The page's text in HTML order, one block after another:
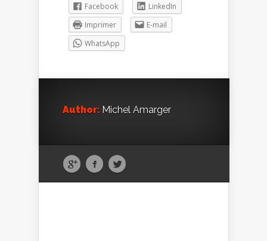
Facebook
LinkedIn
Imprimer
E-mail
WhatsApp
Author: Michel Amarger